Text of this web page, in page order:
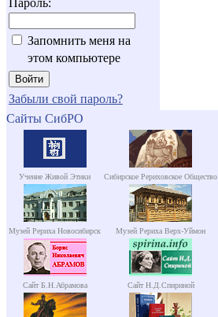
Запомнить меня на
этом компьютере
Забыли свой пароль?
Сайты СибРО
Учение Живой Этики Сибирское Рериховское Общество
Музей Рериха Новосибирск Музей Рериха Верх-Уймон
Сайт Б.Н.Абрамова Сайт Н.Д.Спириной